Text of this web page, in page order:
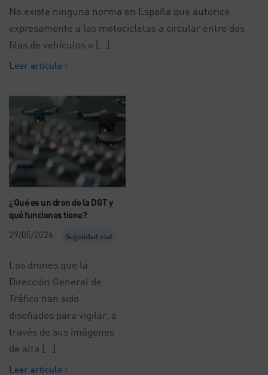
No existe ninguna norma en España que autorice
expresamente a las motocicletas a circular entre dos
filas de vehículos o […]
Leer artículo
¿Qué es un dron de la DGT y
qué funciones tiene?
29/05/2026
Seguridad vial
Los drones que la
Dirección General de
Tráfico han sido
diseñados para vigilar, a
través de sus imágenes
de alta […]
Leer artículo